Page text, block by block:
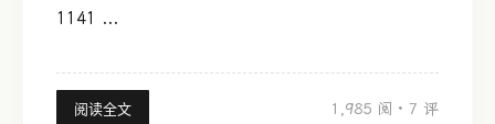
1141 ...
阅读全文 1,985 阅 · 7 评